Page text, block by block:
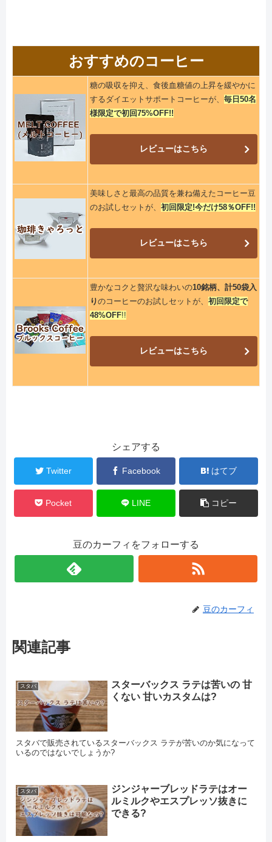
おすすめのコーヒー
糖の吸収を抑え、食後血糖値の上昇を緩やかに
するダイエットサポートコーヒーが、 毎日50名
様限定で初回75%OFF!!
レビューはこちら
美味しさと最高の品質を兼ね備えたコーヒー豆
のお試しセットが、 初回限定!今だけ58％OFF!!
レビューはこちら
豊かなコクと贅沢な味わいの10銘柄、計50袋入
りのコーヒーのお試しセットが、 初回限定で
48%OFF!!
レビューはこちら
シェアする
Twitter Facebook はてブ
Pocket LINE コピー
豆のカーフィをフォローする
豆のカーフィ
関連記事
スタバ
スターバックス ラテは苦いの 甘
くない 甘いカスタムは?
スタバで販売されているスターバックス ラテが苦いのか気になって
いるのではないでしょうか?
スタバ
ジンジャーブレッドラテはオー
ルミルクやエスプレッソ抜きに
できる?